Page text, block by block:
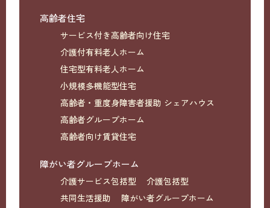
高齢者住宅
サービス付き高齢者向け住宅
介護付有料老人ホーム
住宅型有料老人ホーム
小規模多機能型住宅
高齢者・重度身障害者援助 シェアハウス
高齢者グループホーム
高齢者向け賃貸住宅
障がい者グループホーム
介護サービス包括型
介護包括型
共同生活援助
障がい者グループホーム